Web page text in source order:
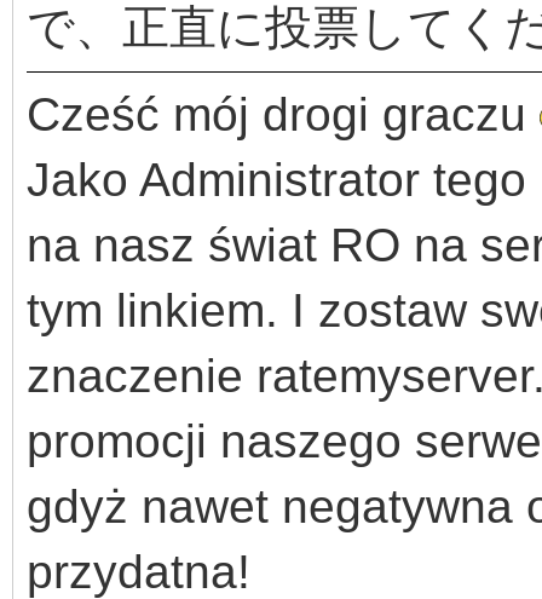
で、正直に投票してく
Cześć mój drogi graczu
Jako Administrator
na nasz świat RO na
tym linkiem. I zostaw
znaczenie
promocji naszego
gdyż nawet negatywna
przydatna!